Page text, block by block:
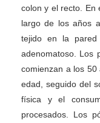
colon y el recto. En
largo de los años
tejido en la pared
adenomatoso. Los
comienzan a los 50
edad, seguido del
física y el
procesados. Los